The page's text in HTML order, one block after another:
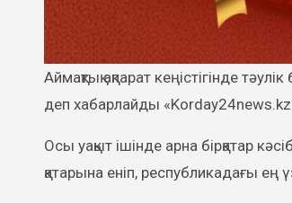
Аймақтық ақпарат кеңістігінде тәулік бойы хабар тарататын «TARAZ24» телеарнасының құрылғанына бес жыл толды –
деп хабарлайды «Korday24news.kz»
Осы уақыт ішінде арна бірқатар
қатарына еніп, республикадағы ең